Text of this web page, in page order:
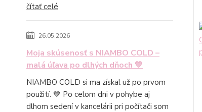
čítať celé
26.05.2026
Moja skúsenosť s NIAMBO COLD –
malá úľava po dlhých dňoch 💙
NIAMBO COLD si ma získal už po prvom
použití. 💙 Po celom dni v pohybe aj
dlhom sedení v kancelárii pri počítači som